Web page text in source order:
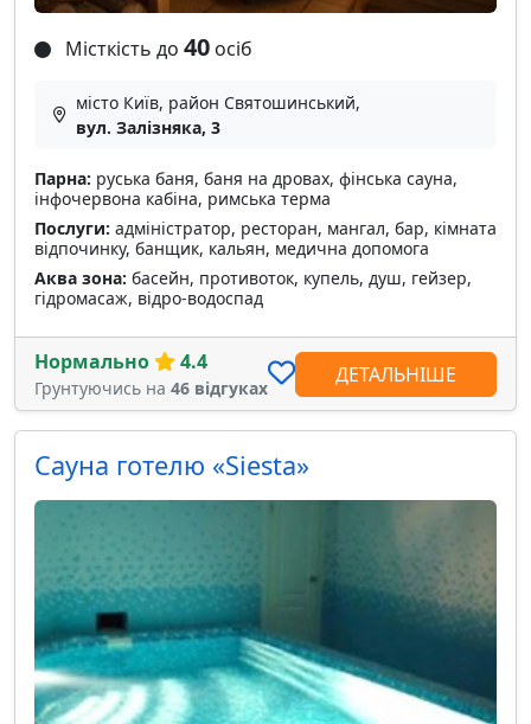
Місткість до 40 осіб
місто Київ, район Святошинський,
вул. Залізняка, 3
Парна: руська баня, баня на дровах, фінська сауна,
інфочервона кабіна, римська терма
Послуги: адміністратор, ресторан, мангал, бар, кімната
відпочинку, банщик, кальян, медична допомога
Аква зона: басейн, противоток, купель, душ, гейзер,
гідромасаж, відро-водоспад
Нормально 4.4
Грунтуючись на 46 відгуках
ДЕТАЛЬНІШЕ
Сауна готелю «Siesta»